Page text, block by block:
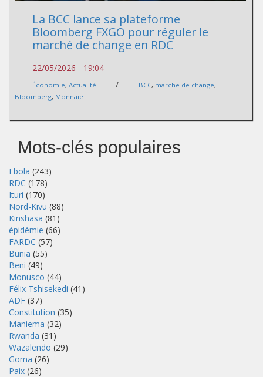
La BCC lance sa plateforme
Bloomberg FXGO pour réguler le
marché de change en RDC
22/05/2026 - 19:04
Économie, Actualité / BCC, marche de change,
Bloomberg, Monnaie
Mots-clés populaires
Ebola (243)
RDC (178)
Ituri (170)
Nord-Kivu (88)
Kinshasa (81)
épidémie (66)
FARDC (57)
Bunia (55)
Beni (49)
Monusco (44)
Félix Tshisekedi (41)
ADF (37)
Constitution (35)
Maniema (32)
Rwanda (31)
Wazalendo (29)
Goma (26)
Paix (26)